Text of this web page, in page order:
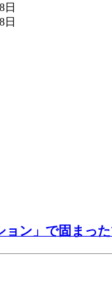
日
日
ョン」で固まっ